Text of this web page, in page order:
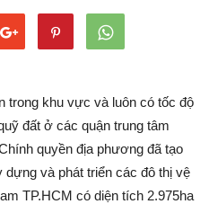
trong khu vực và luôn có tốc độ
đất ở các quận trung tâm
quyền địa phương đã tạo
và phát triển các đô thị vệ
TP.HCM có diện tích 2.975ha